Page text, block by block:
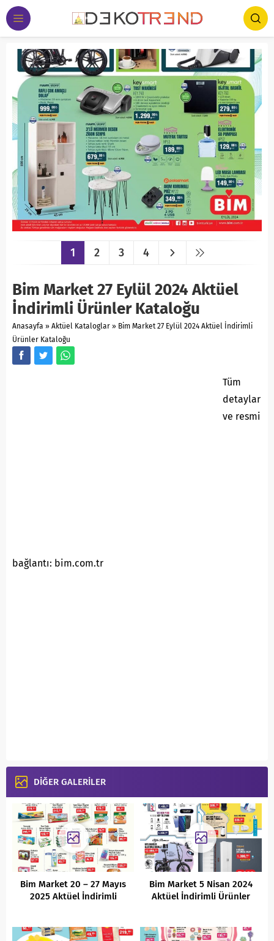
1 2 3 4
Bim Market 27 Eylül 2024 Aktüel
İndirimli Ürünler Kataloğu
Anasayfa » Aktüel Kataloglar » Bim Market 27 Eylül 2024 Aktüel İndirimli
Ürünler Kataloğu
Tüm
detaylar
ve resmi
bağlantı: bim.com.tr
DİĞER GALERİLER
Bim Market 20 – 27 Mayıs
2025 Aktüel İndirimli
Bim Market 5 Nisan 2024
Aktüel İndirimli Ürünler